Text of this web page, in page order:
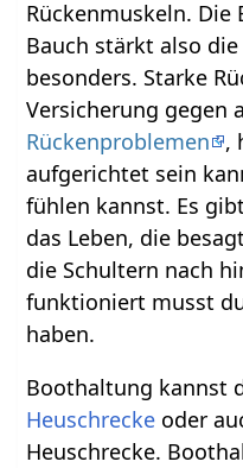
Rückenmuskeln.
Bauch stärkt also
besonders. Starke
Versicherung gegen
Rückenproblemen
,
aufgerichtet sein
fühlen kannst. Es
das Leben, die
die Schultern nach
funktioniert musst
haben.
Boothaltung kannst
Heuschrecke oder
Heuschrecke.